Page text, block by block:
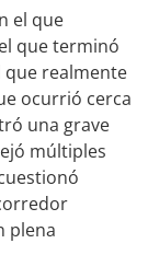
el que
que terminó
que realmente
ocurrió cerca
una grave
múltiples
plena